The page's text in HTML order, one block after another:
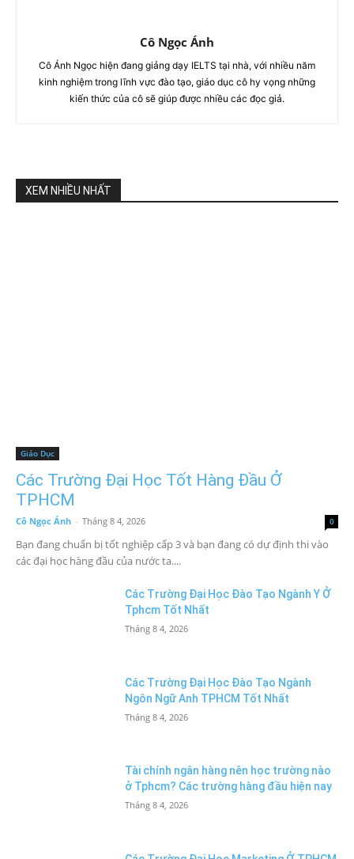
Cô Ngọc Ánh
Cô Ánh Ngọc hiện đang giảng dạy IELTS tại nhà, với nhiều năm
kinh nghiệm trong lĩnh vực đào tạo, giáo dục cô hy vọng những
kiến thức của cô sẽ giúp được nhiều các đọc giả.
XEM NHIỀU NHẤT
Giáo Dục
Các Trường Đại Học Tốt Hàng Đầu Ở
TPHCM
Cô Ngọc Ánh - Tháng 8 4, 2026 0
Bạn đang chuẩn bị tốt nghiệp cấp 3 và bạn đang có dự định thi vào
các đại học hàng đầu của nước ta....
Các Trường Đại Học Đào Tạo Ngành Y Ở
Tphcm Tốt Nhất
Tháng 8 4, 2026
Các Trường Đại Học Đào Tạo Ngành
Ngôn Ngữ Anh TPHCM Tốt Nhất
Tháng 8 4, 2026
Tài chính ngân hàng nên học trường nào
ở Tphcm? Các trường hàng đầu hiện nay
Tháng 8 4, 2026